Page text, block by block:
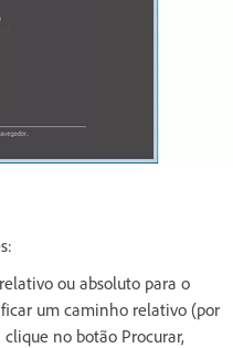
ou absoluto para o
um caminho relativo (por
no botão Procurar,